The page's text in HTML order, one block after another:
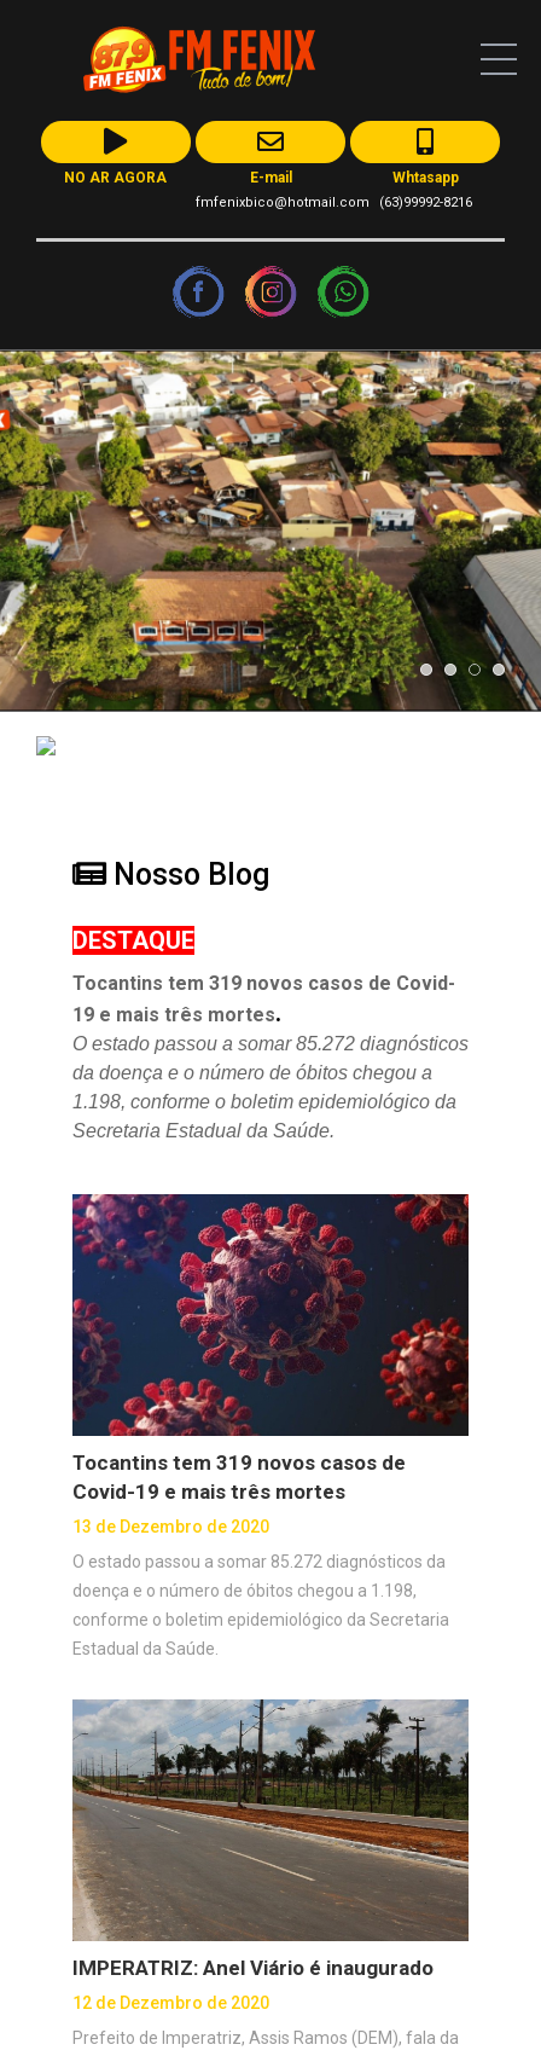
NO AR AGORA E-mail
fmfenixbico@hotmail.com
Whtasapp
(63)99992-8216
Nosso Blog
DESTAQUE
Tocantins tem 319 novos casos de Covid-
19 e mais três mortes.
O estado passou a somar 85.272 diagnósticos
da doença e o número de óbitos chegou a
1.198, conforme o boletim epidemiológico da
Secretaria Estadual da Saúde.
Tocantins tem 319 novos casos de
Covid-19 e mais três mortes
13 de Dezembro de 2020
O estado passou a somar 85.272 diagnósticos da
doença e o número de óbitos chegou a 1.198,
conforme o boletim epidemiológico da Secretaria
Estadual da Saúde.
IMPERATRIZ: Anel Viário é inaugurado
12 de Dezembro de 2020
Prefeito de Imperatriz, Assis Ramos (DEM), fala da